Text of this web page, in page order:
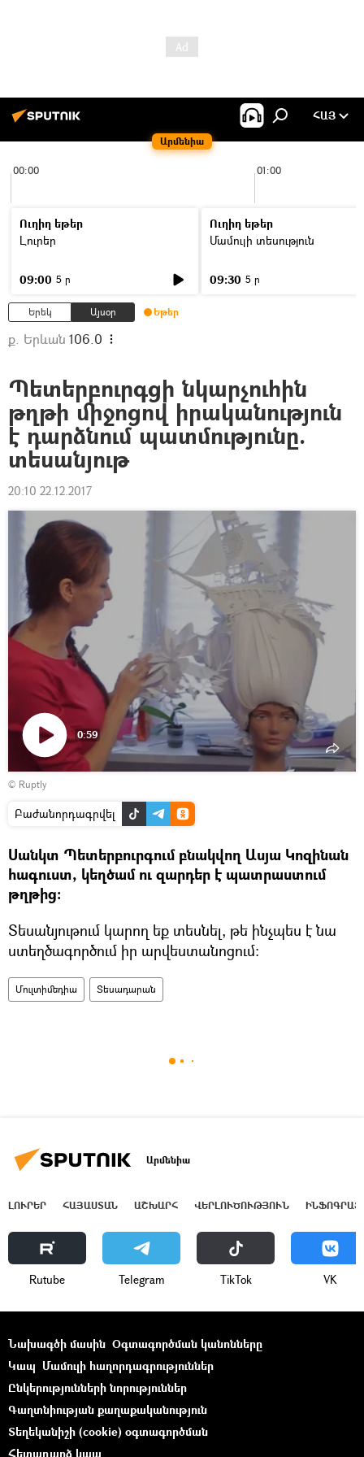
Արմենիա
ՀԱՅ
00:00 01:00
Ուղիղ եթեր
Լուրեր
09:00 5 ր
Ուղիղ եթեր
Մամուլի տեսություն
09:30 5 ր
Երեկ Այսօր Եթեր
ք. Երևան 106.0
Պետերբուրգցի նկարչուհին
թղթի միջոցով իրականություն
է դարձնում պատմությունը.
տեսանյութ
20:10 22.12.2017
տեսանյութը
0:59
© Ruptly
Բաժանորդագրվել
Սանկտ Պետերբուրգում բնակվող Ասյա Կոզինան
հագուստ, կեղծամ ու զարդեր է պատրաստում
թղթից։
Տեսանյութում կարող եք տեսնել, թե ինչպես է նա
ստեղծագործում իր արվեստանոցում։
Մուլտիմեդիա Տեսադարան
Արմենիա
ԼՈՒՐԵՐ ՀԱՅԱՍՏԱՆ ԱՇԽԱՐՀ ՎԵՐԼՈՒԾՈՒԹՅՈՒՆ
Rutube Telegram ТikТоk VK
Նախագծի մասին Օգտագործման կանոնները
Կապ Մամուլի հաղորդագրություններ
Ընկերությունների նորություններ
Գաղտնիության քաղաքականություն
Տեղեկանիշի (cookie) օգտագործման
Հետադարձ կապ